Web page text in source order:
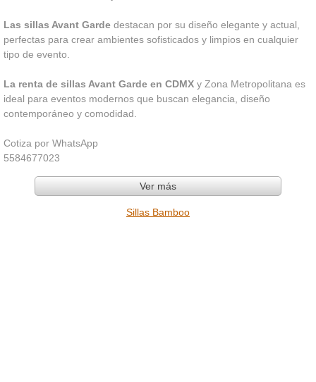
Las sillas Avant Garde destacan por su diseño elegante y actual,
perfectas para crear ambientes sofisticados y limpios en cualquier
tipo de evento.
La renta de sillas Avant Garde en CDMX y Zona Metropolitana es
ideal para eventos modernos que buscan elegancia, diseño
contemporáneo y comodidad.
Cotiza por WhatsApp
5584677023
Ver más
Sillas Bamboo